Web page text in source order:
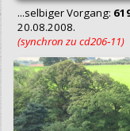
...selbiger Vorgang:
20.08.2008.
(synchron zu cd206‑11)